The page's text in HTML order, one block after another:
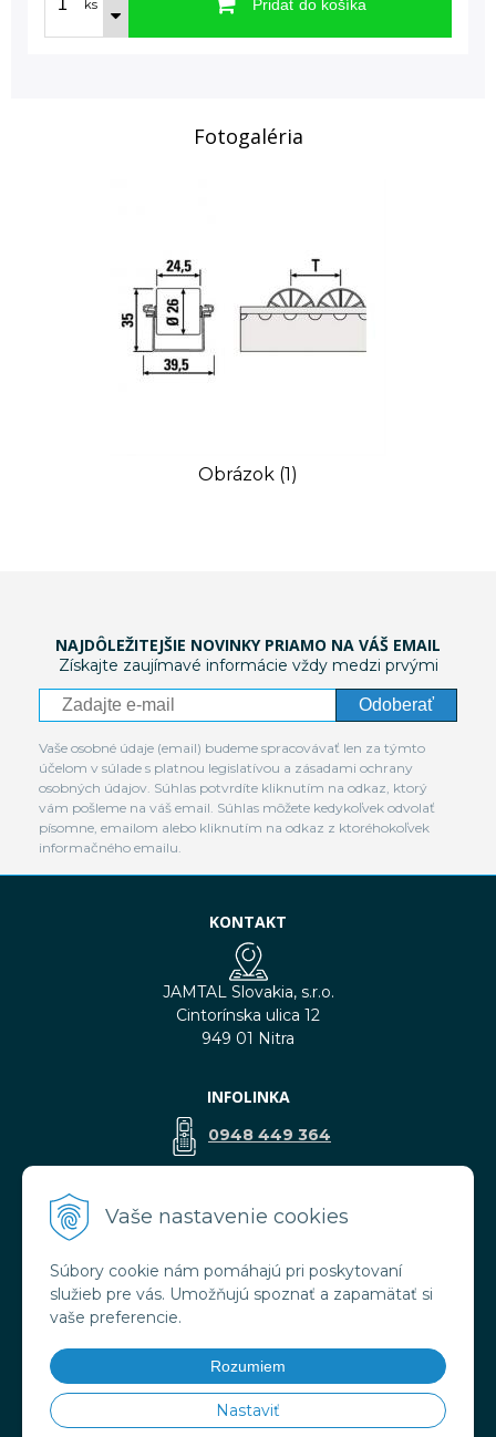
Vaše nastavenie cookies
Súbory cookie nám pomáhajú pri poskytovaní
služieb pre vás. Umožňujú spoznať a zapamätať si
vaše preferencie.
Rozumiem
Nastaviť
ks Pridať do košíka
Fotogaléria
Obrázok (1)
NAJDÔLEŽITEJŠIE NOVINKY PRIAMO NA VÁŠ EMAIL
Získajte zaujímavé informácie vždy medzi prvými
Odoberať
Vaše osobné údaje (email) budeme spracovávať len za týmto
účelom v súlade s platnou legislatívou a zásadami ochrany
osobných údajov. Súhlas potvrdíte kliknutím na odkaz, ktorý
vám pošleme na váš email. Súhlas môžete kedykoľvek odvolať
písomne, emailom alebo kliknutím na odkaz z ktoréhokoľvek
informačného emailu.
KONTAKT
JAMTAL Slovakia, s.r.o.
Cintorínska ulica 12
949 01 Nitra
INFOLINKA
0948 449 364
VŠETKO O NÁKUPE
Obchodné podmienky
Doprava a platba
Ochrana osobných údajov